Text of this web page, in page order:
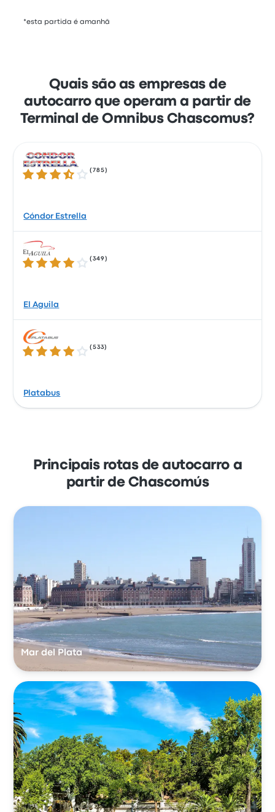
*esta partida é amanhã
Quais são as empresas de
autocarro que operam a partir de
Terminal de Omnibus Chascomus?
3.7 de 5 estrelas
(785 )
Cóndor Estrella
4.0 de 5 estrelas
(349 )
El Aguila
4.1 de 5 estrelas
(533)
Platabus
Principais rotas de autocarro a
partir de Chascomús
Mar del Plata